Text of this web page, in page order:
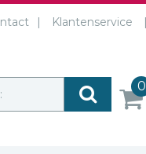
Klantenservice
0